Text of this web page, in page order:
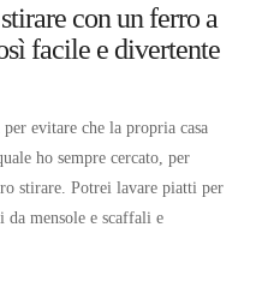
con un ferro a
facile e divertente
evitare che la propria casa
ho sempre cercato, per
stirare. Potrei lavare piatti per
da mensole e scaffali e